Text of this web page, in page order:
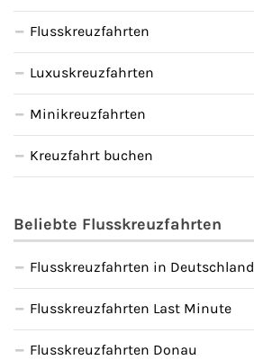
Flusskreuzfahrten
Luxuskreuzfahrten
Minikreuzfahrten
Kreuzfahrt buchen
Beliebte Flusskreuzfahrten
Flusskreuzfahrten in Deutschland
Flusskreuzfahrten Last Minute
Flusskreuzfahrten Donau